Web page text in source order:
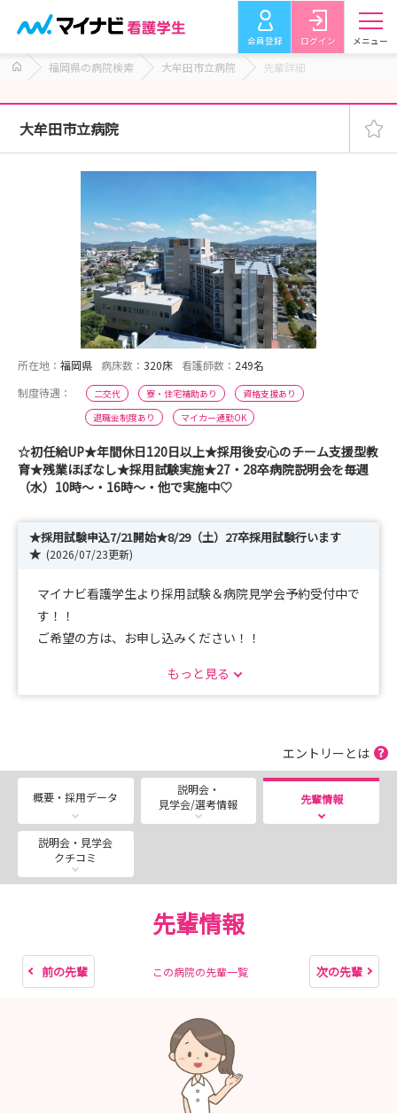
会員登録 ログイン メニュー
福岡県の病院検索 大牟田市立病院 先輩詳細
大牟田市立病院
所在地： 福岡県 病床数： 320床 看護師数： 249名
制度待遇：
二交代 寮・住宅補助あり
資格支援あり
退職金制度あり
マイカー通勤OK
☆初任給UP★年間休日120日以上★採用後安心のチーム支援型教
育★残業ほぼなし★採用試験実施★27・28卒病院説明会を毎週
（水）10時～・16時～・他で実施中♡
★採用試験申込7/21開始★8/29（土）27卒採用試験行います
★ (2026/07/23更新)
マイナビ看護学生より採用試験＆病院見学会予約受付中で
す！！
ご希望の方は、お申し込みください！！
・毎週水曜日（10：00～11：00、16：00～17：00）
・土曜日も隔週で実施しています。
※日程については、ご相談いただければ調整可能です！
・2026年9月以降も実施予定
◆プログラム内容◆
・教育体制、福利厚生などについて
・先輩看護師との交流会
・今後の案内
★大牟田市立病院の看護部の特徴、地域での役割、強みな
ど、教育体制、福利厚生などついてお伝えいたします！
★当院の先輩看護師との交流会では、病院のことはもちろ
ん、就活のことまでざっくばらんにお話ししましょう！！
もっと見る
エントリーとは
概要・採用データ
説明会・
見学会/選考情報
先輩情報
説明会・見学会
クチコミ
先輩情報
前の先輩 この病院の先輩一覧 次の先輩